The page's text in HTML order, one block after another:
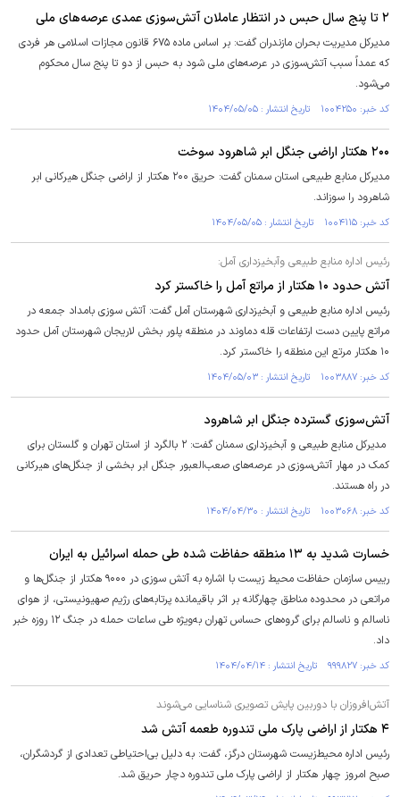
۲ تا پنج سال حبس در انتظار عاملان آتش‌سوزی عمدی عرصه‌های ملی
مدیرکل مدیریت بحران مازندران گفت: بر اساس ماده ۶۷۵ قانون مجازات اسلامی هر فردی
که عمداً سبب آتش‌سوزی در عرصه‌های ملی شود به حبس از دو تا پنج سال محکوم
می‌شود.
کد خبر: ۱۰۰۴۲۵۰ تاریخ انتشار : ۱۴۰۴/۰۵/۰۵
۲۰۰ هکتار اراضی جنگل ابر شاهرود سوخت
مدیرکل منابع طبیعی استان سمنان گفت: حریق ۲۰۰ هکتار از اراضی جنگل هیرکانی ابر
شاهرود را سوزاند.
کد خبر: ۱۰۰۴۱۱۵ تاریخ انتشار : ۱۴۰۴/۰۵/۰۵
رئیس اداره منابع طبیعی وآبخیزداری آمل:
آتش حدود ۱۰ هکتار از مراتع آمل را خاکستر کرد
رئیس اداره منابع طبیعی و آبخیزداری شهرستان آمل گفت: آتش سوزی بامداد جمعه در
مراتع پایین دست ارتفاعات قله دماوند در منطقه پلور بخش لاریجان شهرستان آمل حدود
۱۰ هکتار مرتع این منطقه را خاکستر کرد.
کد خبر: ۱۰۰۳۸۸۷ تاریخ انتشار : ۱۴۰۴/۰۵/۰۳
آتش‌سوزی گسترده جنگل ابر شاهرود
مدیرکل منابع طبیعی و آبخیزداری سمنان گفت: ۲ بالگرد از استان تهران و گلستان برای
کمک در مهار آتش‌سوزی در عرصه‌های صعب‌العبور جنگل ابر بخشی از جنگل‌های هیرکانی
در راه هستند.
کد خبر: ۱۰۰۳۰۶۸ تاریخ انتشار : ۱۴۰۴/۰۴/۳۰
خسارت شدید به ۱۳ منطقه حفاظت شده طی حمله اسرائیل به ایران
رییس سازمان حفاظت محیط زیست با اشاره به آتش سوزی در ۹۰۰۰ هکتار از جنگل‌ها و
مراتعی در محدوده مناطق چهارگانه بر اثر باقیمانده پرتابه‌های رژیم صهیونیستی، از هوای
ناسالم و ناسالم برای گروه‌های حساس تهران به‌ویژه طی ساعات حمله در جنگ ۱۲ روزه خبر
داد.
کد خبر: ۹۹۹۸۲۷ تاریخ انتشار : ۱۴۰۴/۰۴/۱۴
آتش‌افروزان با دوربین پایش تصویری شناسایی می‌شوند
۴ هکتار از اراضی پارک ملی تندوره طعمه آتش شد
رئیس اداره محیط‌زیست شهرستان درگز، گفت: به دلیل بی‌احتیاطی تعدادی از گردشگران،
صبح امروز چهار هکتار از اراضی پارک ملی تندوره دچار حریق شد.